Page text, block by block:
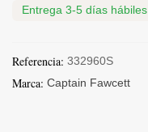
Entrega 3-5 días hábiles
Referencia: 332960S
Marca: Captain Fawcett